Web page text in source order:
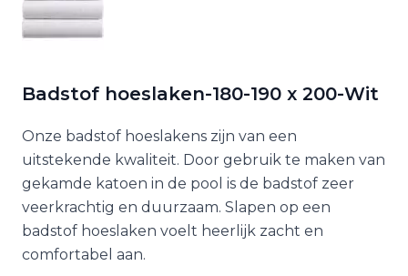
Badstof hoeslaken-180-190 x 200-Wit
Onze badstof hoeslakens zijn van een
uitstekende kwaliteit. Door gebruik te maken van
gekamde katoen in de pool is de badstof zeer
veerkrachtig en duurzaam. Slapen op een
badstof hoeslaken voelt heerlijk zacht en
comfortabel aan.